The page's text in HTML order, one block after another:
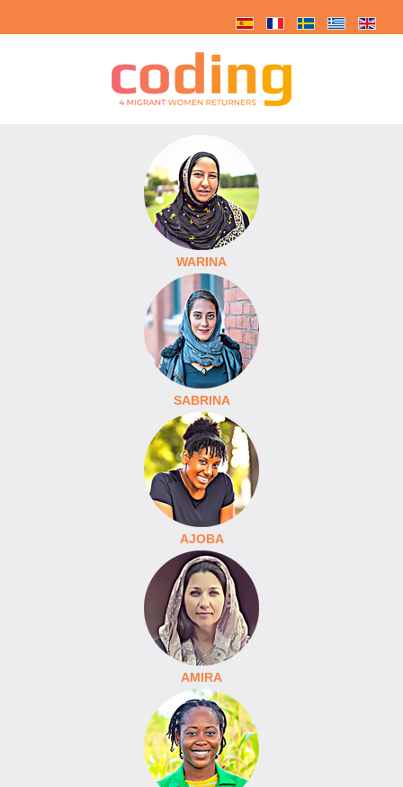
WARINA
SABRINA
AJOBA
AMIRA